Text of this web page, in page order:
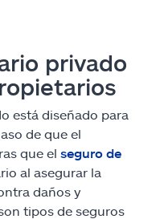
privado
está diseñado para
de que el
que el seguro de
al asegurar la
daños y
tipos de seguros